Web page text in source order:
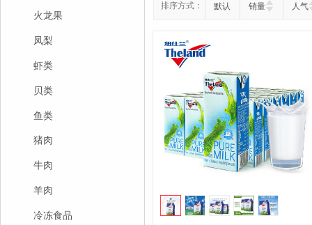
火龙果
凤梨
虾类
贝类
鱼类
猪肉
牛肉
羊肉
冷冻食品
排序方式： 默认 销量 人气